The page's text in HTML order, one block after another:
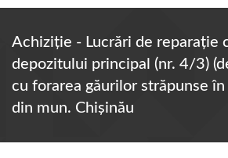
Achiziție - Lucrări de reparație
depozitului principal (nr. 4/3)
cu forarea găurilor străpunse
din mun. Chișinău